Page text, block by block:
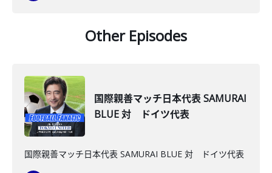
Other Episodes
国際親善マッチ日本代表 SAMURAI
BLUE 対 ドイツ代表
国際親善マッチ日本代表 SAMURAI BLUE 対 ドイツ代表